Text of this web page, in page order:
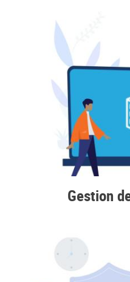
Gestion